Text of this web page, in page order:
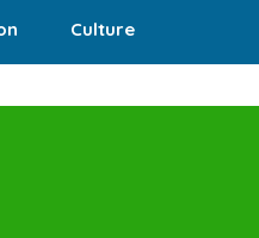
Culture